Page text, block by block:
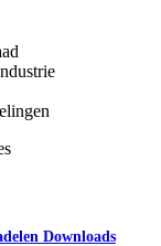
Downloads